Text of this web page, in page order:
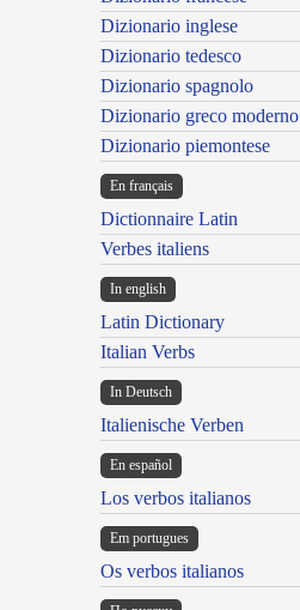
Dizionario inglese
Dizionario tedesco
Dizionario spagnolo
Dizionario greco moderno
Dizionario piemontese
En français
Dictionnaire Latin
Verbes italiens
In english
Latin Dictionary
Italian Verbs
In Deutsch
Italienische Verben
En español
Los verbos italianos
Em portugues
Os verbos italianos